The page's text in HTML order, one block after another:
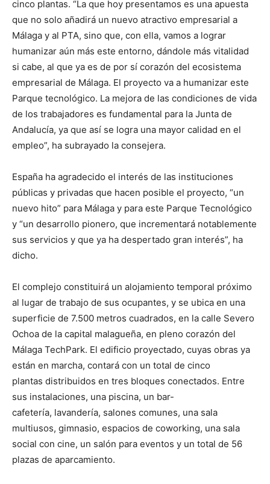
cinco plantas. “La que hoy presentamos es una apuesta
que no solo añadirá un nuevo atractivo empresarial a
Málaga y al PTA, sino que, con ella, vamos a lograr
humanizar aún más este entorno, dándole más vitalidad
si cabe, al que ya es de por sí corazón del ecosistema
empresarial de Málaga. El proyecto va a humanizar este
Parque tecnológico. La mejora de las condiciones de vida
de los trabajadores es fundamental para la Junta de
Andalucía, ya que así se logra una mayor calidad en el
empleo”, ha subrayado la consejera.
España ha agradecido el interés de las instituciones
públicas y privadas que hacen posible el proyecto, “un
nuevo hito” para Málaga y para este Parque Tecnológico
y “un desarrollo pionero, que incrementará notablemente
sus servicios y que ya ha despertado gran interés”, ha
dicho.
El complejo constituirá un alojamiento temporal próximo
al lugar de trabajo de sus ocupantes, y se ubica en una
superficie de 7.500 metros cuadrados, en la calle Severo
Ochoa de la capital malagueña, en pleno corazón del
Málaga TechPark. El edificio proyectado, cuyas obras ya
están en marcha, contará con un total de cinco
plantas distribuidos en tres bloques conectados. Entre
sus instalaciones, una piscina, un bar-
cafetería, lavandería, salones comunes, una sala
multiusos, gimnasio, espacios de coworking, una sala
social con cine, un salón para eventos y un total de 56
plazas de aparcamiento.